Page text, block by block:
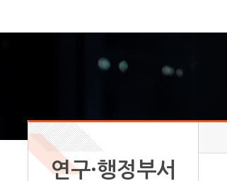
연구·행정부서